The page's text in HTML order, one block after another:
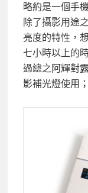
略約是一個手
除了攝影用途
亮度的特性，
七小時以上的
過總之阿輝對
影補光燈使用